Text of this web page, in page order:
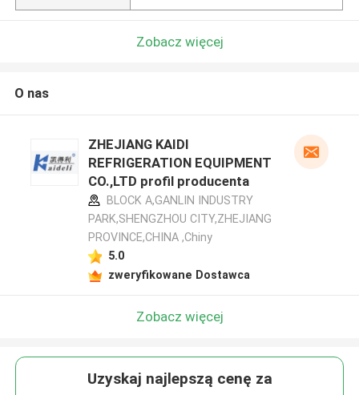
Zobacz więcej
O nas
ZHEJIANG KAIDI
REFRIGERATION EQUIPMENT
CO.,LTD profil producenta
BLOCK A,GANLIN INDUSTRY
PARK,SHENGZHOU CITY,ZHEJIANG
PROVINCE,CHINA ,Chiny
5.0
zweryfikowane Dostawca
Zobacz więcej
Uzyskaj najlepszą cenę za